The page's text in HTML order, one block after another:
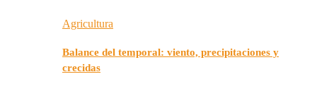
Agricultura
Balance del temporal: viento, precipitaciones y
crecidas